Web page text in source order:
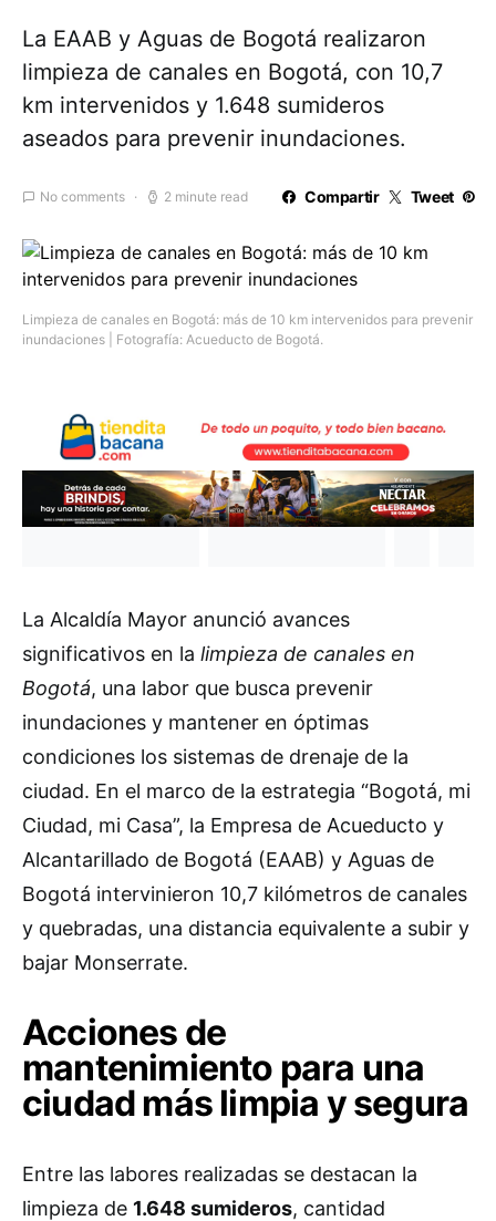
La EAAB y Aguas de Bogotá realizaron
limpieza de canales en Bogotá, con 10,7
km intervenidos y 1.648 sumideros
aseados para prevenir inundaciones.
No comments 2 minute read Compartir Tweet
Limpieza de canales en Bogotá: más de 10 km intervenidos para prevenir
inundaciones | Fotografía: Acueducto de Bogotá.
La Alcaldía Mayor anunció avances
significativos en la limpieza de canales en
Bogotá, una labor que busca prevenir
inundaciones y mantener en óptimas
condiciones los sistemas de drenaje de la
ciudad. En el marco de la estrategia “Bogotá, mi
Ciudad, mi Casa”, la Empresa de Acueducto y
Alcantarillado de Bogotá (EAAB) y Aguas de
Bogotá intervinieron 10,7 kilómetros de canales
y quebradas, una distancia equivalente a subir y
bajar Monserrate.
Acciones de
mantenimiento para una
ciudad más limpia y segura
Entre las labores realizadas se destacan la
limpieza de 1.648 sumideros, cantidad